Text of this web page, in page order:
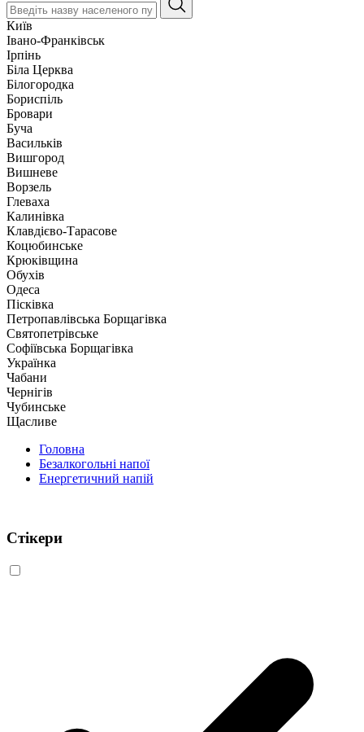
Київ
Івано-Франківськ
Ірпінь
Біла Церква
Білогородка
Бориспіль
Бровари
Буча
Васильків
Вишгород
Вишневе
Ворзель
Глеваха
Калинівка
Клавдієво-Тарасове
Коцюбинське
Крюківщина
Обухів
Одеса
Пісківка
Петропавлівська Борщагівка
Святопетрівське
Софіївська Борщагівка
Українка
Чабани
Чернігів
Чубинське
Щасливе
Головна
Безалкогольні напої
Енергетичний напій
Стікери